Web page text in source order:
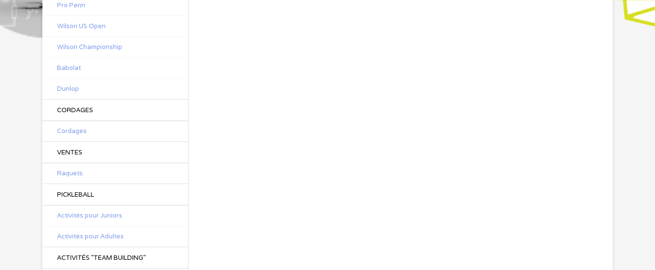
Pro Penn
Wilson US Open
Wilson Championship
Babolat
Dunlop
CORDAGES
Cordages
VENTES
Raquets
PICKLEBALL
Activités pour Juniors
Activités pour Adultes
ACTIVITÉS "TEAM BUILDING"